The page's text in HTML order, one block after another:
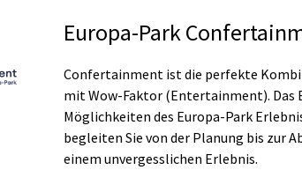
Europa-Park
Confertainment ist die perfekte
mit Wow-Faktor (Entertainment). Das
Möglichkeiten des Europa-Park
begleiten Sie von der Planung bis zur
einem unvergesslichen Erlebnis.